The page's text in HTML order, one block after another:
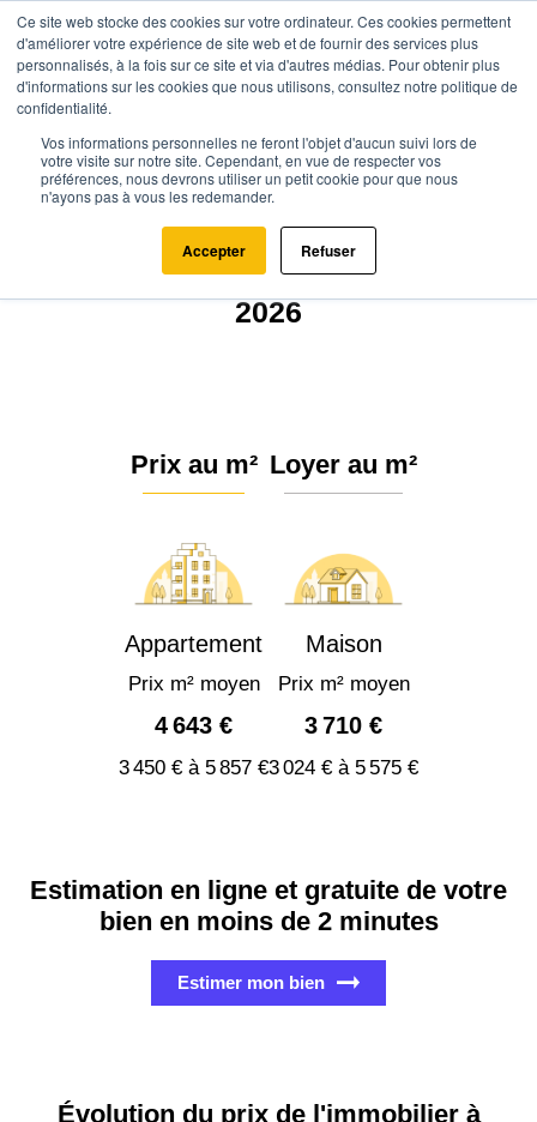
Ce site web stocke des cookies sur votre ordinateur. Ces cookies permettent
d'améliorer votre expérience de site web et de fournir des services plus
personnalisés, à la fois sur ce site et via d'autres médias. Pour obtenir plus
d'informations sur les cookies que nous utilisons, consultez notre politique de
confidentialité.
Vos informations personnelles ne feront l'objet d'aucun suivi lors de
votre visite sur notre site. Cependant, en vue de respecter vos
préférences, nous devrons utiliser un petit cookie pour que nous
n'ayons pas à vous les redemander.
Accepter Refuser
Agence.immo Prix immobilier Nouvelle-Aquitaine
Charente-Maritime Saint-Georges-de-Didonne (17110)
Estimation immobilière à Saint-
Georges-de-Didonne : Prix m²
2026
Prix au m²
Appartement
Prix m² moyen
4 643 €
3 450 € à 5 857 €
Loyer au m²
Maison
Prix m² moyen
3 710 €
3 024 € à 5 575 €
Estimation en ligne et gratuite de votre
bien en moins de 2 minutes
Estimer mon bien
Évolution du prix de l'immobilier à